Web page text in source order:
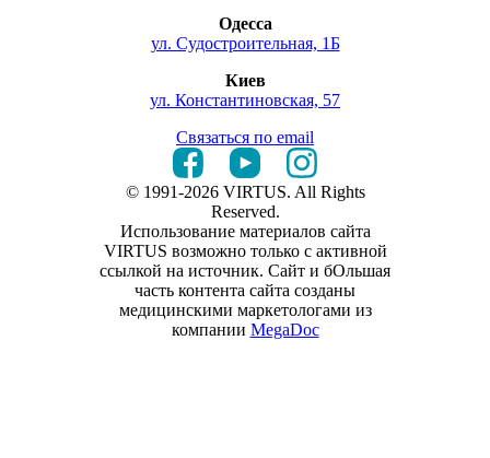
Одесса
ул. Судостроительная, 1Б
Киев
ул. Константиновская, 57
Связаться по email
© 1991-2026 VIRTUS. All Rights
Reserved.
Использование материалов сайта
VIRTUS возможно только с активной
ссылкой на источник. Сайт и бОльшая
часть контента сайта созданы
медицинскими маркетологами из
компании MegaDoc